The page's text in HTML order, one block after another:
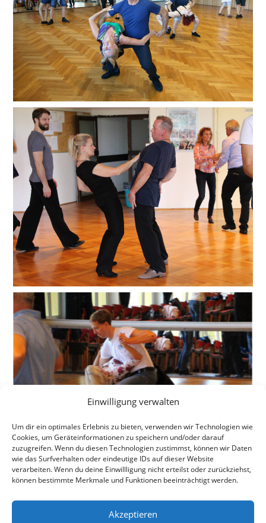
Einwilligung verwalten
Um dir ein optimales Erlebnis zu bieten, verwenden wir Technologien wie
Cookies, um Geräteinformationen zu speichern und/oder darauf
zuzugreifen. Wenn du diesen Technologien zustimmst, können wir Daten
wie das Surfverhalten oder eindeutige IDs auf dieser Website
verarbeiten. Wenn du deine Einwillligung nicht erteilst oder zurückziehst,
können bestimmte Merkmale und Funktionen beeinträchtigt werden.
Akzeptieren